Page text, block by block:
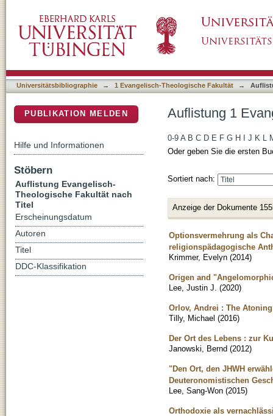
Universitätsbibliographie → 1 Evangelisch-Theologische Fakultät →
Auflistung 1
0-9 A B C D E F G H J K L
Oder geben Sie die ersten
Sortiert nach:
Anzeige der Dokumente
Optionsvermehrung als
religionspädagogische
Krimmer, Evelyn (2014)
Origen and
Lee, Justin J. (2020)
Orlov, Andrei : The
Tilly, Michael (2016)
Der Ort des Lebens : zur
Janowski, Bernd (2012)
"Den Ort, den JHWH
Deuteronomistischen
Lee, Sang-Won (2015)
Orthodoxie als
PUBLIKATION MELDEN
Hilfe und Informationen
Stöbern
Auflistung Evangelisch-
Theologische Fakultät nach
Titel
Erscheinungsdatum
Autoren
Titel
DDC-Klassifikation